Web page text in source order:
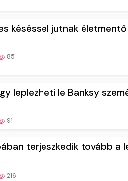
késéssel jutnak életmentő
85
leplezheti le Banksy
91
terjeszkedik tovább a
216